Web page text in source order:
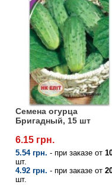
Семена огурца
Бригадный, 15 шт
6.15 грн.
5.54 грн. - при заказе от
шт.
4.92 грн. - при заказе от
шт.
Семена моркови
Семена огурцов
Семена перца
Семена петрушки
Семена пряных трав
Семена редиса
Универсальные
Удобрения
Удобрения «Авангард»
Удобрения
Удобрения «Чистый
100 г
300 г
Удобрения «Чистый
Опрыскиватели
Горшки для цветов,
Перчатки
Тенты
упаковке